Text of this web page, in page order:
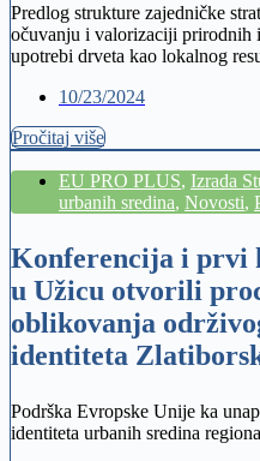
Predlog strukture zajedničke
očuvanju i valorizaciji prirodnih
upotrebi drveta kao lokalnog
10/23/2024
Pročitaj više
EU PRO PLUS, Izrada
urbanih sredina, Novosti,
Konferencija i prvi
u Užicu otvorili
oblikovanja
identiteta
Podrška Evropske Unije ka
identiteta urbanih sredina